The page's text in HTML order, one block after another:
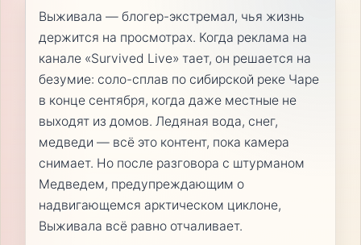
Выживала — блогер-экстремал, чья жизнь
держится на просмотрах. Когда реклама на
канале «Survived Live» тает, он решается на
безумие: соло-сплав по сибирской реке Чаре
в конце сентября, когда даже местные не
выходят из домов. Ледяная вода, снег,
медведи — всё это контент, пока камера
снимает. Но после разговора с штурманом
Медведем, предупреждающим о
надвигающемся арктическом циклоне,
Выживала всё равно отчаливает.